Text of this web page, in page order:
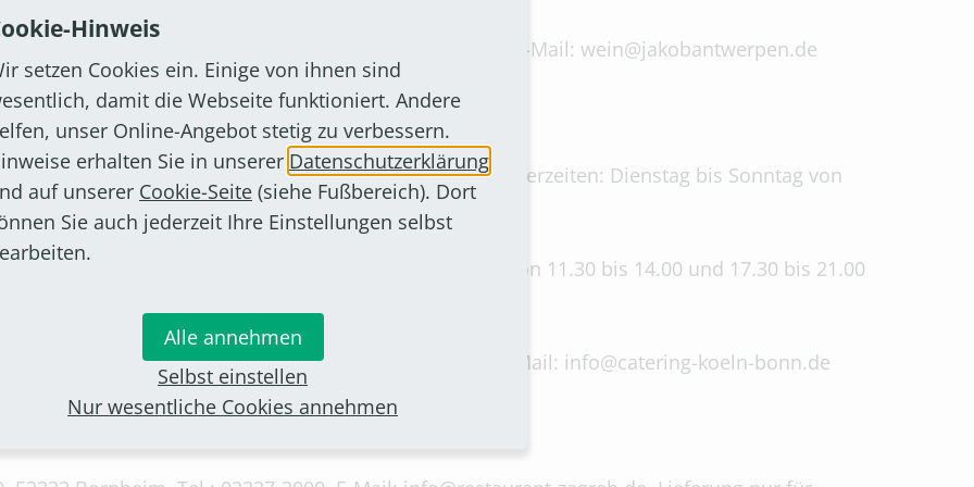
, Rheinstr. 218, 53332 Bornheim, Tel.: 02222-8884, E-Mail: wein@jakobantwerpen.de
5, 53332 Bornheim, Tel.: 02222-9269280, Lieferzeiten: Dienstag bis Sonntag von
zusätzlich von 12.00 bis 14.30 Uhr
Tel.:02227-82707, Bestellungen telefonisch täglich von 11.30 bis 14.00 und 17.30 bis 21.00
12, 53332 Bornheim, Tel.: 0160-96234599, E-Mail: info@catering-koeln-bonn.de
Bestellungen direkt über den Online-Shop
Hinweis
setzen Cookies ein. Einige von ihnen sind
damit die Webseite funktioniert. Andere
unser Online-Angebot stetig zu verbessern.
erhalten Sie in unserer Datenschutzerklärung
auf unserer Cookie-Seite (siehe Fußbereich). Dort
Sie auch jederzeit Ihre Einstellungen selbst
Alle annehmen
Selbst einstellen
Nur wesentliche Cookies annehmen